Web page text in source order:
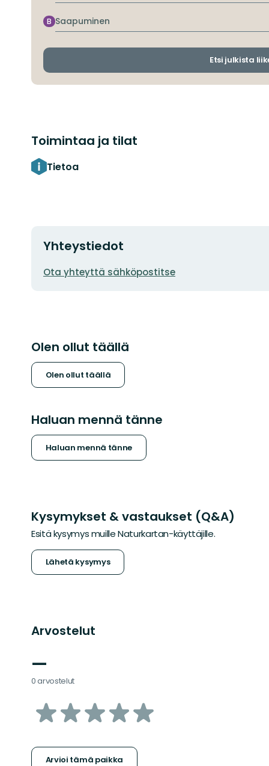
Saapuminen
B
Etsi julkista
Toimintaa ja tilat
Tietoa
Yhteystiedot
Sähköpostiosoite
Ota yhteyttä sähköpostitse
Olen ollut täällä
Olen ollut täällä
Haluan mennä tänne
Haluan mennä tänne
Kysymykset & vastaukset (Q&A)
Esitä kysymys muille Naturkartan-käyttäjille.
Lähetä kysymys
Arvostelut
—
0 arvostelut
/5
Arvioi tämä paikka